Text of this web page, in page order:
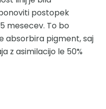
postopek
mesecev. To bo
absorbira pigment, saj
z asimilacijo le 50%